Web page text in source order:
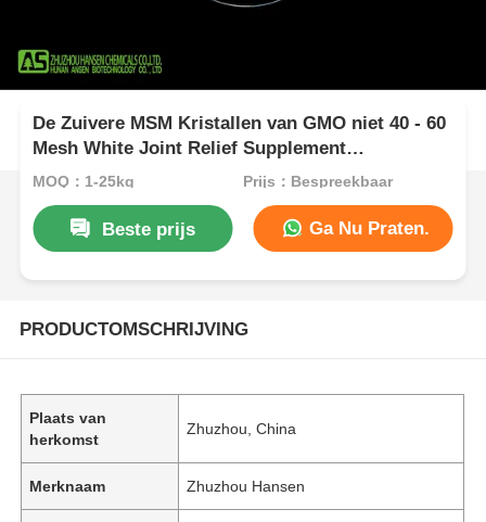
De Zuivere MSM Kristallen van GMO niet 40 - 60
Mesh White Joint Relief Supplement
Voedselrang
MOQ：1-25kg Prijs：Bespreekbaar
Beste prijs Ga Nu Praten.
PRODUCTOMSCHRIJVING
Plaats van
herkomst
Zhuzhou, China
Merknaam Zhuzhou Hansen